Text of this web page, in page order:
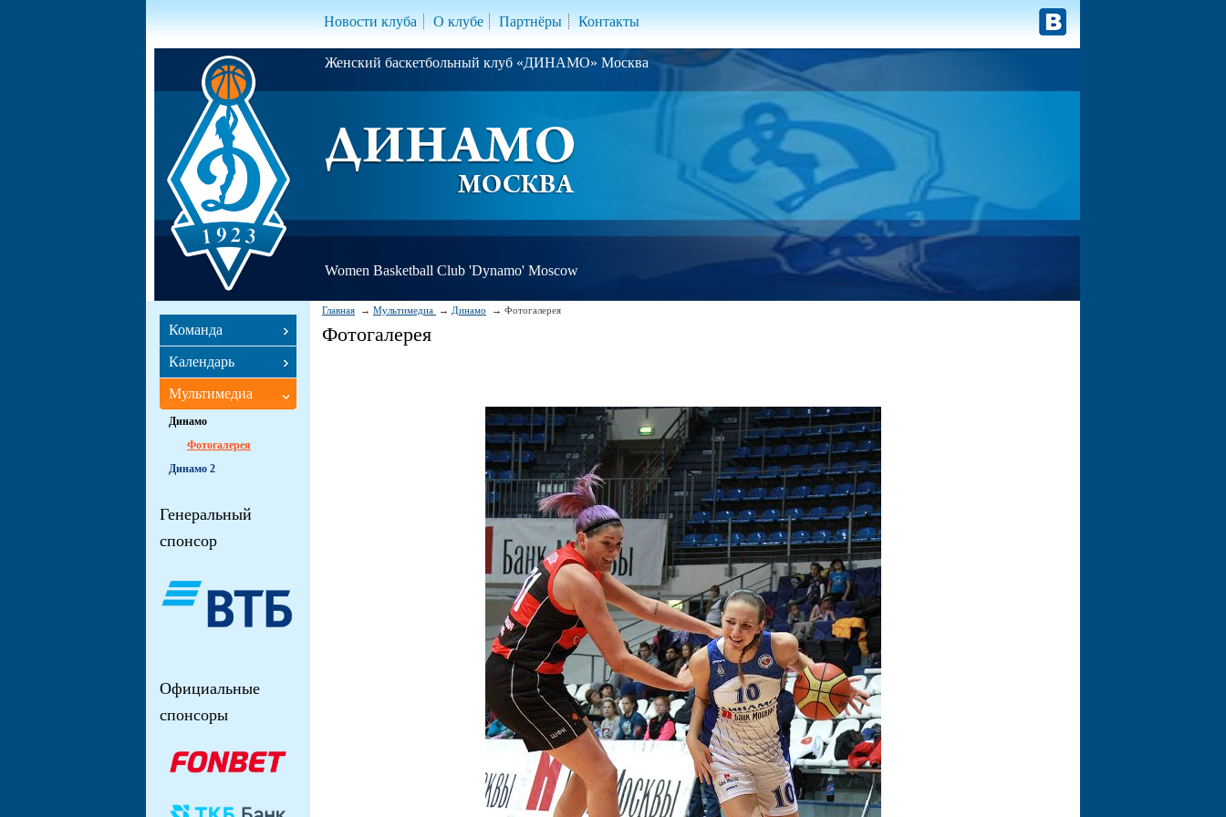
Новости клуба О клубе Партнёры Контакты
Женский баскетбольный клуб «ДИНАМО» Москва
Women Basketball Club 'Dynamo' Moscow
Главная Мультимедиа Динамо Фотогалерея
Фотогалерея
Команда
Календарь
Мультимедиа
Динамо
Фотогалерея
Динамо 2
Генеральный
спонсор
Официальные
спонсоры